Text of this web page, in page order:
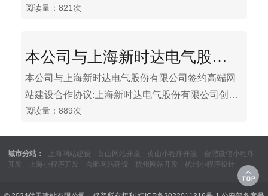
强技术实力和优质服务支持的经济运作实体。
携手同济大学科技园在上海市杨浦区政府金融办精
阅读量：821次
本公司与上海新时达电气股份有限公司签约高端网站建设合作协议
本公司与上海新时达电气股份有限公司签约高端网
站建设合作协议:上海新时达电气股份有限公司创立
于1995年，注册商标STEP，是国家重点支持的高
技术中心。新时达的企业宗旨是客户满意，员工自
豪，社会得益。2010年12月，新时达在深圳证券交
阅读量：889次
城市分站： 上海网站建设 黄山网站开发 黄山小程序开发
合肥微信小程序
开发
上海小程序开发 合肥网站建设 杭州网站开发 杭州小程序设计